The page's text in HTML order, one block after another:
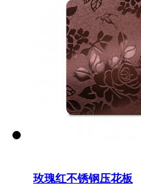
玫瑰红不锈钢压花板